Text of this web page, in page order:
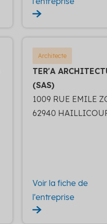
Architecte
TER'A
(SAS)
1009 RUE EMILE
62940
Voir la fiche de
l'entreprise